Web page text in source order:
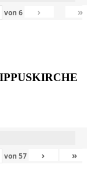
von6 › »
von57 › »